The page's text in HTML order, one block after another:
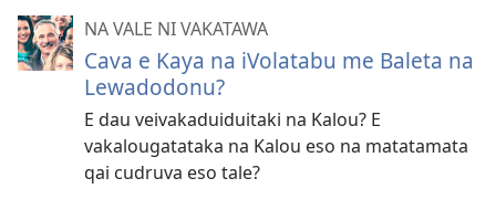
NA VALE NI VAKATAWA
Cava e Kaya na iVolatabu me Baleta na
Lewadodonu?
E dau veivakaduiduitaki na Kalou? E
vakalougatataka na Kalou eso na matatamata
qai cudruva eso tale?